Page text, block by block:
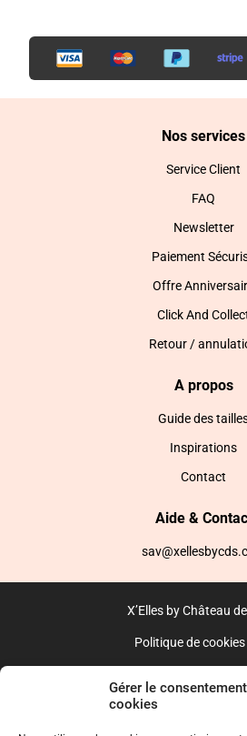
Gérer le
cookies
Nos services
Service Client
FAQ
Newsletter
Paiement
Offre
Click And
Retour /
A propos
Guide des
Inspirations
Contact
Aide &
X’Elles by Château
Politique de cookies
Réalisé par l’agence web :